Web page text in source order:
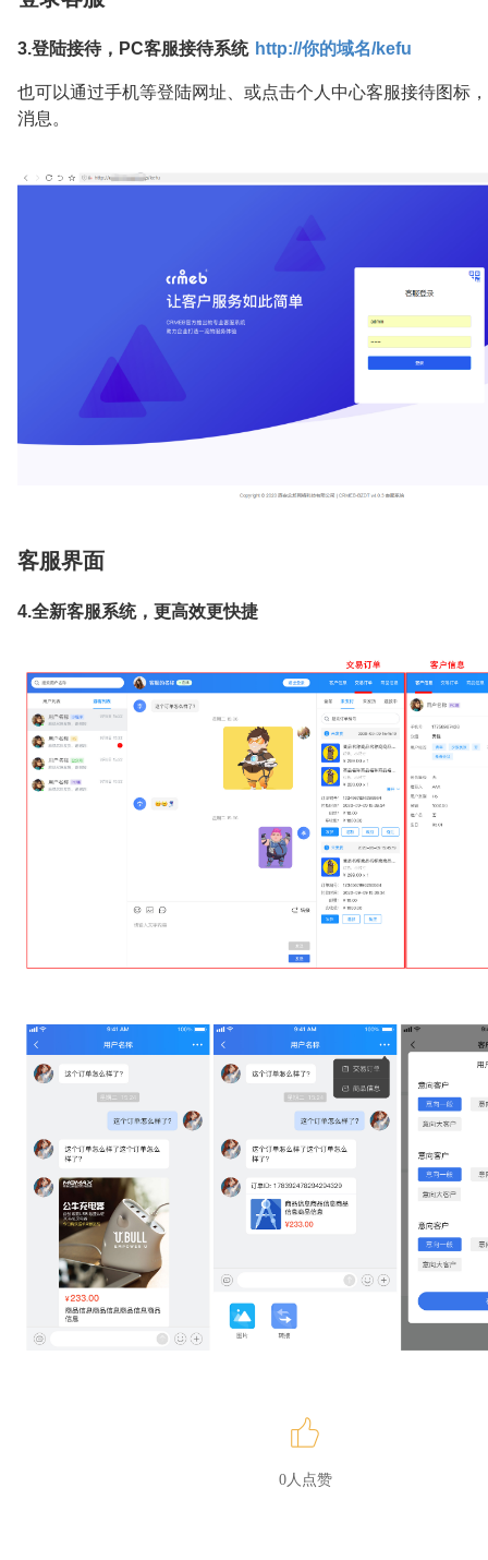
3.登陆接待，PC客服接待系统 http://你的域名/kefu
也可以通过手机等登陆网址、或点击个人中心客服接待图标
消息。
客服界面
4.全新客服系统，更高效更快捷
0人点赞